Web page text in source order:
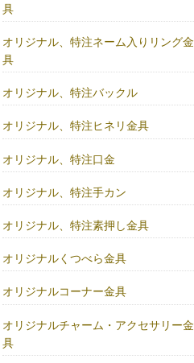
具
オリジナル、特注ネーム入りリング金
具
オリジナル、特注バックル
オリジナル、特注ヒネリ金具
オリジナル、特注口金
オリジナル、特注手カン
オリジナル、特注素押し金具
オリジナルくつべら金具
オリジナルコーナー金具
オリジナルチャーム・アクセサリー金
具